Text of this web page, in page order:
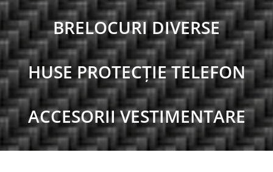
BRELOCURI DIVERSE
HUSE PROTECȚIE TELEFON
ACCESORII VESTIMENTARE